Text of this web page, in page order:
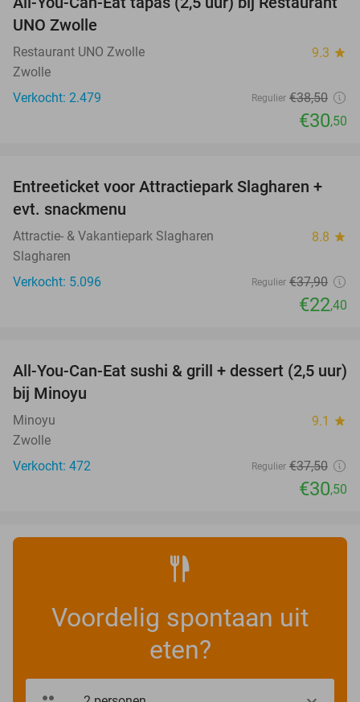
21%
UNO Zwolle
Restaurant UNO Zwolle 9.3 star
Zwolle
Verkocht: 2.479
Regulier €38,50
€30,50
41%
Entreeticket voor Attractiepark Slagharen +
evt. snackmenu
Attractie- & Vakantiepark Slagharen 8.8 star
Slagharen
Verkocht: 5.096
Regulier €37,90
€22,40
19%
All-You-Can-Eat sushi & grill + dessert (2,5 uur)
bij Minoyu
Minoyu 9.1 star
Zwolle
Verkocht: 472
Regulier €37,50
€30,50
Voordelig spontaan uit
eten?